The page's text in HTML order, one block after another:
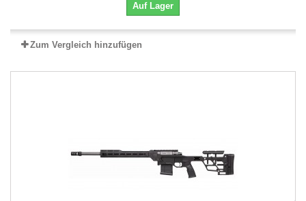
Auf Lager
Zum Vergleich hinzufügen